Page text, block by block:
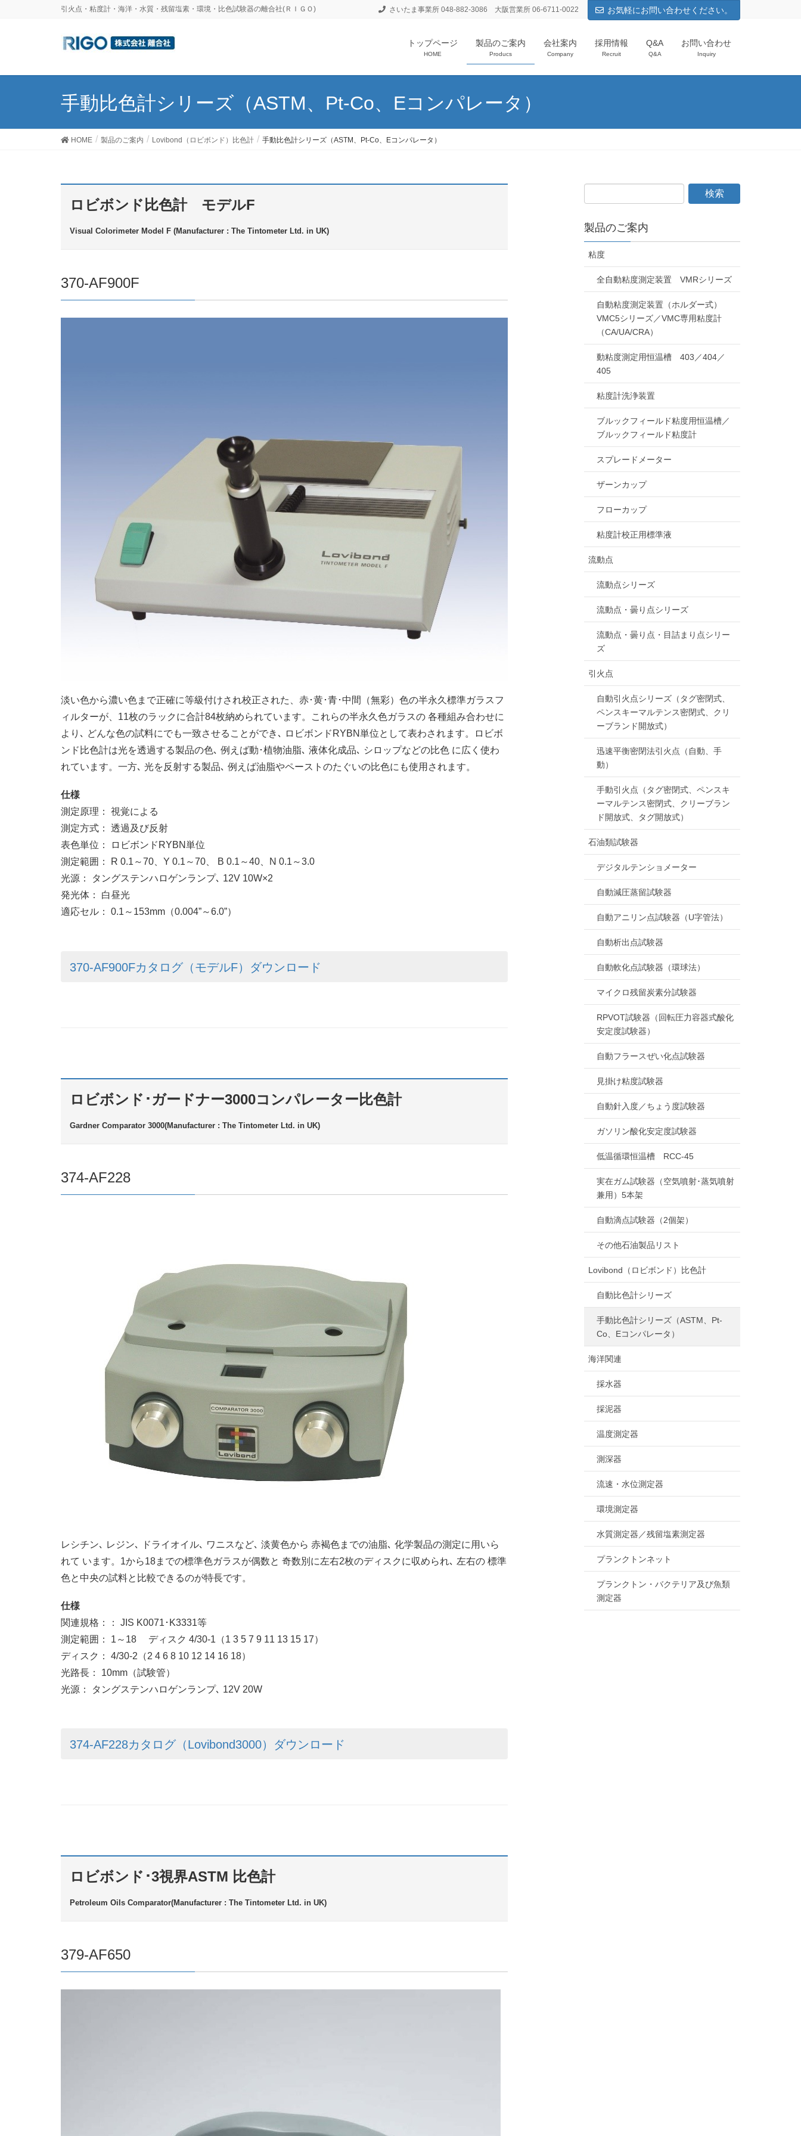
引火点・粘度計・海洋・水質・残留塩素・環境・比色試験器の離合社(ＲＩＧＯ) さいたま事業所 048-882-3086 大阪営業所 06-6711-0022 お気軽にお問い合わせください。
トップページ
HOME
製品のご案内
Producs
会社案内
Company
採用情報
Recruit
Q&A
Q&A
お問い合わせ
Inquiry
手動比色計シリーズ（ASTM、Pt-Co、Eコンパレータ）
HOME 製品のご案内 Lovibond（ロビボンド）比色計 手動比色計シリーズ（ASTM、Pt-Co、Eコンパレータ）
ロビボンド比色計 モデルF
Visual Colorimeter Model F (Manufacturer : The Tintometer Ltd. in UK)
370-AF900F
淡い色から濃い色まで正確に等級付けされ校正された、赤･黄･青･中間（無彩）色の半永久標準ガラスフ
ィルターが、11枚のラックに合計84枚納められています。これらの半永久色ガラスの 各種組み合わせに
より､ どんな色の試料にでも一致させることができ､ ロビボンドRYBN単位として表わされます。ロビボ
ンド比色計は光を透過する製品の色､ 例えば動･植物油脂､ 液体化成品､ シロップなどの比色 に広く使わ
れています。一方､ 光を反射する製品､ 例えば油脂やペーストのたぐいの比色にも使用されます。
仕様
測定原理： 視覚による
測定方式： 透過及び反射
表色単位： ロビボンドRYBN単位
測定範囲： R 0.1～70、Y 0.1～70、 B 0.1～40、N 0.1～3.0
光源： タングステンハロゲンランプ､ 12V 10W×2
発光体： 白昼光
適応セル： 0.1～153mm（0.004”～6.0”）
370-AF900Fカタログ（モデルF）ダウンロード
ロビボンド･ガードナー3000コンパレーター比色計
Gardner Comparator 3000(Manufacturer : The Tintometer Ltd. in UK)
374-AF228
レシチン､ レジン､ ドライオイル､ ワニスなど､ 淡黄色から 赤褐色までの油脂､ 化学製品の測定に用いら
れて います。1から18までの標準色ガラスが偶数と 奇数別に左右2枚のディスクに収められ､ 左右の 標準
色と中央の試料と比較できるのが特長です。
仕様
関連規格：： JIS K0071･K3331等
測定範囲： 1～18 ディスク 4/30-1（1 3 5 7 9 11 13 15 17）
ディスク： 4/30-2（2 4 6 8 10 12 14 16 18）
光路長： 10mm（試験管）
光源： タングステンハロゲンランプ､ 12V 20W
374-AF228カタログ（Lovibond3000）ダウンロード
ロビボンド･3視界ASTM 比色計
Petroleum Oils Comparator(Manufacturer : The Tintometer Ltd. in UK)
379-AF650
製品のご案内
粘度
全自動粘度測定装置 VMRシリーズ
自動粘度測定装置（ホルダー式）
VMC5シリーズ／VMC専用粘度計
（CA/UA/CRA）
動粘度測定用恒温槽 403／404／
405
粘度計洗浄装置
ブルックフィールド粘度用恒温槽／
ブルックフィールド粘度計
スプレードメーター
ザーンカップ
フローカップ
粘度計校正用標準液
流動点
流動点シリーズ
流動点・曇り点シリーズ
流動点・曇り点・目詰まり点シリー
ズ
引火点
自動引火点シリーズ（タグ密閉式、
ペンスキーマルテンス密閉式、クリ
ーブランド開放式）
迅速平衡密閉法引火点（自動、手
動）
手動引火点（タグ密閉式、ペンスキ
ーマルテンス密閉式、クリーブラン
ド開放式、タグ開放式）
石油類試験器
デジタルテンショメーター
自動減圧蒸留試験器
自動アニリン点試験器（U字管法）
自動析出点試験器
自動軟化点試験器（環球法）
マイクロ残留炭素分試験器
RPVOT試験器（回転圧力容器式酸化
安定度試験器）
自動フラースぜい化点試験器
見掛け粘度試験器
自動針入度／ちょう度試験器
ガソリン酸化安定度試験器
低温循環恒温槽 RCC-45
実在ガム試験器（空気噴射･蒸気噴射
兼用）5本架
自動滴点試験器（2個架）
その他石油製品リスト
Lovibond（ロビボンド）比色計
自動比色計シリーズ
手動比色計シリーズ（ASTM、Pt-
Co、Eコンパレータ）
海洋関連
採水器
採泥器
温度測定器
測深器
流速・水位測定器
環境測定器
水質測定器／残留塩素測定器
プランクトンネット
プランクトン・バクテリア及び魚類
測定器